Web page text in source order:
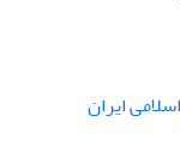
ایران